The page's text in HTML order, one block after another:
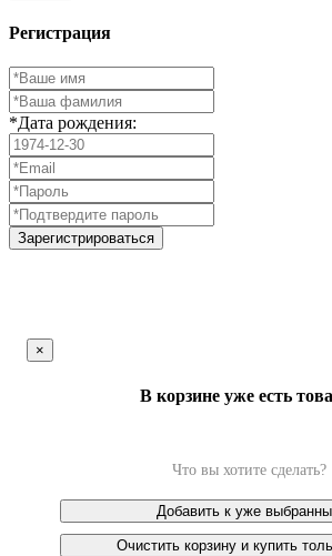
Регистрация
*Дата рождения:
Зарегистрироваться
×
В корзине уже есть
Что вы хотите сделать?
Добавить к уже
Очистить корзину и купить